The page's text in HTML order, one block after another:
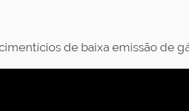
de baixa emissão de